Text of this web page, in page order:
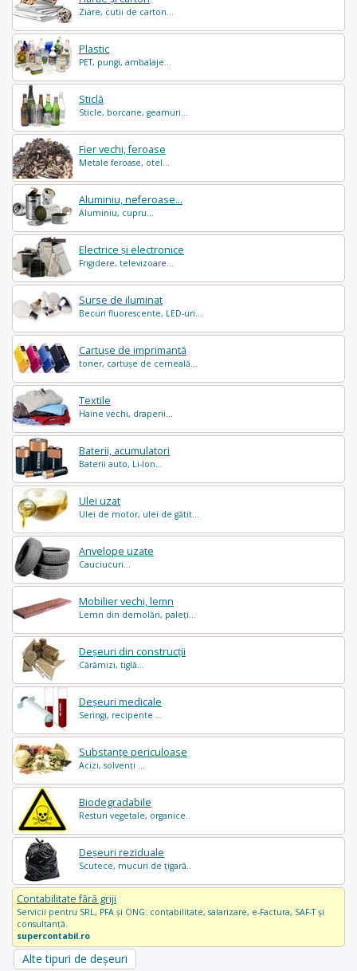
Ziare, cutii de carton...
Plastic
PET, pungi, ambalaje...
Sticlă
Sticle, borcane, geamuri...
Fier vechi, feroase
Metale feroase, otel...
Aluminiu, neferoase...
Aluminiu, cupru...
Electrice și electronice
Frigidere, televizoare...
Surse de iluminat
Becuri fluorescente, LED-uri...
Cartușe de imprimantă
toner, cartușe de cerneală...
Textile
Haine vechi, draperii...
Baterii, acumulatori
Baterii auto, Li-Ion...
Ulei uzat
Ulei de motor, ulei de gătit...
Anvelope uzate
Cauciucuri...
Mobilier vechi, lemn
Lemn din demolări, paleți...
Deșeuri din construcții
Cărămizi, tiglă...
Deșeuri medicale
Seringi, recipente ...
Substanțe periculoase
Acizi, solvenți ...
Biodegradabile
Resturi vegetale, organice..
Deșeuri reziduale
Scutece, mucuri de țigară..
Contabilitate fără griji
Servicii pentru SRL, PFA și ONG: contabilitate, salarizare, e-Factura, SAF-T și
consultanță.
supercontabil.ro
Alte tipuri de deșeuri